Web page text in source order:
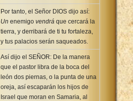
Por tanto, el Señor DIOS dijo así:
Un enemigo vendrá que cercará la
tierra, y derribará de ti tu fortaleza,
y tus palacios serán saqueados.
Así dijo el SEÑOR: De la manera
que el pastor libra de la boca del
león dos piernas, o la punta de una
oreja, así escaparán los hijos de
Israel que moran en Samaria, al